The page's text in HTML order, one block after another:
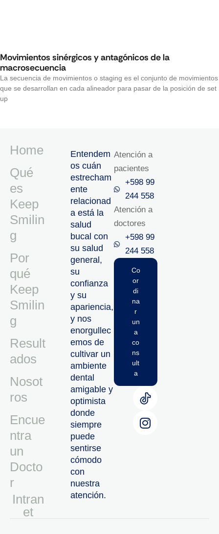
Movimientos sinérgicos y antagónicos de la
macrosecuencia
La secuencia de movimientos o staging es el conjunto de movimientos
que se desarrollan en cada alineador para pasar de la posición de set
up
Home
Qué
es
Keep
Smilin
g
Por
qué
Keep
Smilin
g
Result
ados
Nosot
ros
Encue
ntra
un
Docto
r
Intran
Et
Entendem
os cuán
estrecham
ente
relacionad
a está la
salud
bucal con
su salud
general,
su
confianza
y su
apariencia,
y nos
enorgullec
emos de
cultivar un
ambiente
dental
amigable y
optimista
donde
siempre
puede
sentirse
cómodo
con
nuestra
atención.
Atención a
pacientes
+598 99
244 558
Atención a
doctores
+598 99
244 558‬‬
Co
or
di
na
r
un
a
co
ns
ult
a